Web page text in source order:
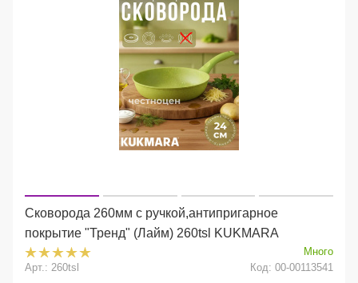
Сковорода 260мм с ручкой,антипригарное
покрытие "Тренд" (Лайм) 260tsl KUKMARA
Много
Арт.: 260tsl
Код: 00-00113541